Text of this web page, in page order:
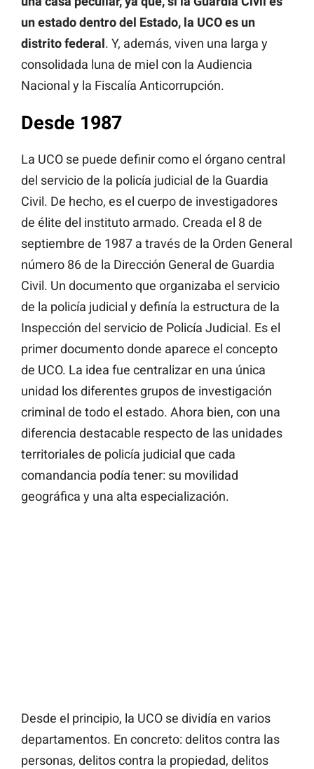
un estado dentro del Estado, la UCO es un
distrito federal. Y, además, viven una larga y
consolidada luna de miel con la Audiencia
Nacional y la Fiscalía Anticorrupción.
Desde 1987
La UCO se puede definir como el órgano central
del servicio de la policía judicial de la Guardia
Civil. De hecho, es el cuerpo de investigadores
de élite del instituto armado. Creada el 8 de
septiembre de 1987 a través de la Orden General
número 86 de la Dirección General de Guardia
Civil. Un documento que organizaba el servicio
de la policía judicial y definía la estructura de la
Inspección del servicio de Policía Judicial. Es el
primer documento donde aparece el concepto
de UCO. La idea fue centralizar en una única
unidad los diferentes grupos de investigación
criminal de todo el estado. Ahora bien, con una
diferencia destacable respecto de las unidades
territoriales de policía judicial que cada
comandancia podía tener: su movilidad
geográfica y una alta especialización.
Desde el principio, la UCO se dividía en varios
departamentos. En concreto: delitos contra las
personas, delitos contra la propiedad, delitos